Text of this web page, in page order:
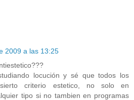
2009 a las 13:25
locución y sé que todos los
criterio estetico, no solo en
tipo si no tambien en programas